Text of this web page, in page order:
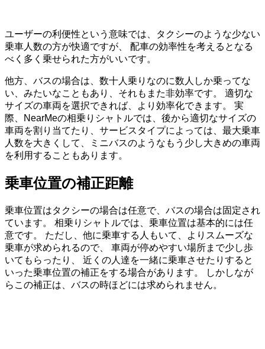
ユーザーの利便性という意味では、タクシーのような少ない
乗車人数の方が快適ですが、 配車の効率性を考えるとなる
べく多く乗せられた方がいいです。
他方、バスの場合は、数十人乗りなのに数人しか乗ってな
い、みたいなこともあり、それもまた非効率です。 適切な
サイズの車両を選択できれば、より効率化できます。 実
際、NearMeの相乗りシャトルでは、後から適切なサイズの
車両を割り当てたり、サービスタイプによっては、最大乗車
人数を大きくして、ミニバスのようなもう少し大きめの車両
を利用することもあります。
乗車位置の補正距離
乗車位置はタクシーの場合は任意で、バスの場合は固定され
ています。 相乗りシャトルでは、乗車位置は基本的には任
意です。 ただし、他に乗車する人もいて、よりスムーズな
乗車が求められるので、 車両が停めやすい場所まで少し歩
いてもらったり、 近くの人達を一緒に乗車させたりすると
いった乗車位置の補正をする場合があります。 しかしなが
らこの補正は、バスの時ほどには求められません。